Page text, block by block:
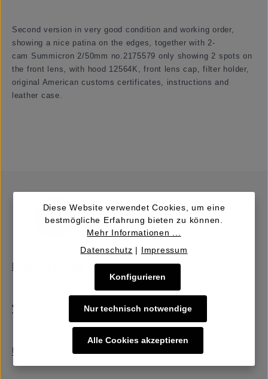
Second version in very good condition and working order,
showing a nice patina on the edges, together with 2-
cam Summicron 2/50mm no.2175579 only showing 2 spots on
the front lens, with hood 12564K, front lens cap, filter holder,
original American customs certificates, instructions and
leather case.
Verkaufen | Einbringen
Über uns
Diese Website verwendet Cookies, um eine
bestmögliche Erfahrung bieten zu können.
Mehr Informationen ...
Datenschutz | Impressum
Nur technisch notwendige
Konfigurieren
Alle Cookies akzeptieren